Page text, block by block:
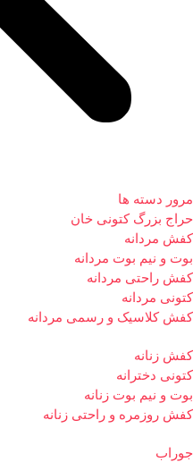
مرور دسته ها
حراج بزرگ کتونی خان
کفش مردانه
بوت و نیم بوت مردانه
کفش راحتی مردانه
کتونی مردانه
کفش کلاسیک و رسمی مردانه
کفش زنانه
کتونی دخترانه
بوت و نیم بوت زنانه
کفش روزمره و راحتی زنانه
جوراب